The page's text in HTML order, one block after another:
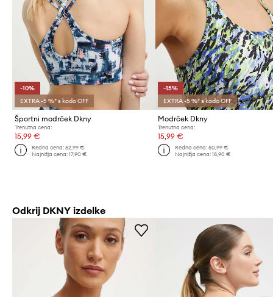
-10%
EXTRA -5 %* s kodo OFF
Športni modrček Dkny
Trenutna cena:
15,99 €
Redna cena:52,99 €
Najnižja cena:17,90 €
-15%
EXTRA -5 %* s kodo OFF
Modrček Dkny
Trenutna cena:
15,99 €
Redna cena: 50,99 €
Najnižja cena: 18,90 €
Odkrij DKNY izdelke